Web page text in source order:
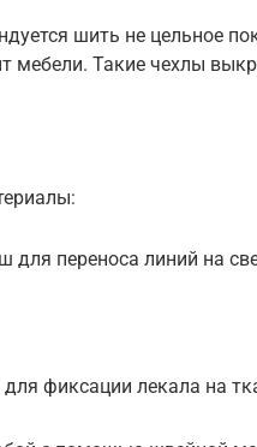
шить не цельное
мебели. Такие чехлы
переноса линий на
фиксации лекала на